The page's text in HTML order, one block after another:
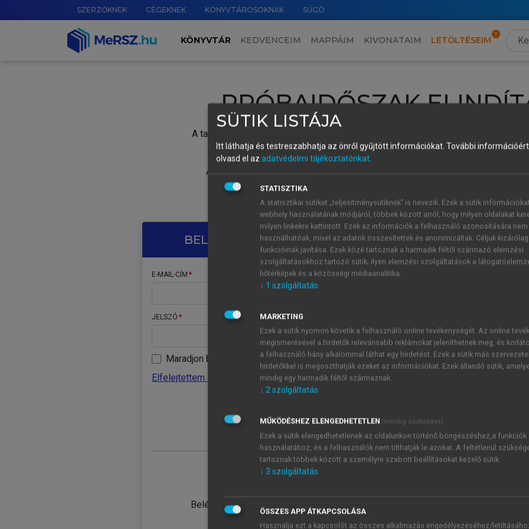
SZERZŐKNEK CÉGEKNEK KÖNYVTÁROSOKNAK SÚGÓ
KÖNYVTÁR KEDVENCEIM MAPPÁIM KIVONATAIM LETÖLTÉSEIM
PRÓBAIDŐSZAK
A tartalom megtekintéséhez lépj be a saját fiókoddal, iskolai azonosítóddal vagy
Új felhasználóként1 óra díjmentes hozzáférésrevagy
A próbaidőszak elindításához,
vagy hozz
A regisztráció után a
BELÉPÉS SAJÁT FIÓKKAL
E-MAIL-CÍM
JELSZÓ
Maradjon belépve
Elfelejtettem a jelszavamat
Belépés intézményi azonosítóval
ÚJ FIÓK
1 óra
JELSZÓ
Kérek értesítést a MeRSZ
Kérek értesítést az
SÜTIK LISTÁJA
Itt láthatja és testreszabhatja az önről gyűjtött információkat. További
olvasd el az adatvédelmi tájékoztatónkat.
STATISZTIKA
A statisztikai sütiket „teljesítménysütiknek” is nevezik. Ezek a sütik
webhely használatának módjáról, többek között arról, hogy milyen oldalakat
milyen linkekre kattintott. Ezek az információk a felhasználó azonosítására nem
használhatóak, mivel az adatok összesítettek és anonimizáltak. Céljuk
funkcióinak javítása. Ezek közé tartoznak a harmadik féltől származó elemzési
szolgáltatásokhoz tartozó sütik; ilyen elemzési szolgáltatások a
hőtérképek és a közösségi médiaanalitika.
↓ 1 szolgáltatás
MARKETING
Ezek a sütik nyomon követik a felhasználó online tevékenységét. Az online
megismerésével a hirdetők relevánsabb reklámokat jeleníthetnek meg, és
a felhasználó hány alkalommal láthat egy hirdetést. Ezek a sütik más
hirdetőkkel is megoszthatják ezeket az információkat. Ezek állandó sütik,
mindig egy harmadik féltől származnak.
↓ 2szolgáltatás
MŰKÖDÉSHEZ ELENGEDHETETLEN (mindig szükséges)
Ezek a sütik elengedhetetlenek az oldalunkon történő böngészéshez,a funkciók
használatához, és a felhasználók nem tilthatják le azokat. A feltétlenül
tartoznak többek között a személyre szabott beállításokat kezelő sütik.
↓ 3 szolgáltatás
ÖSSZES APP ÁTKAPCSOLÁSA
Használja ezt a kapcsolót az összes alkalmazás engedélyezéséhez/